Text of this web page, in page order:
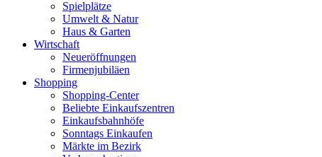
Spielplätze
Umwelt & Natur
Haus & Garten
Wirtschaft
Neueröffnungen
Firmenjubiläen
Shopping
Shopping-Center
Beliebte Einkaufszentren
Einkaufsbahnhöfe
Sonntags Einkaufen
Märkte im Bezirk